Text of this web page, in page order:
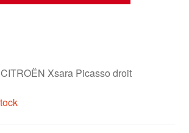
Xsara Picasso droit